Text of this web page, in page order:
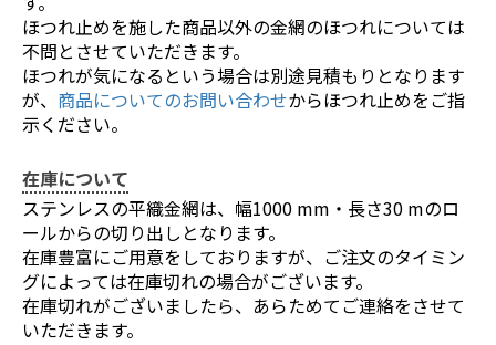
ほつれ止めを施した商品以外の金網のほつれについては
不問とさせていただきます。
ほつれが気になるという場合は別途見積もりとなります
が、 商品についてのお問い合わせからほつれ止めをご指
示ください。
在庫について
ステンレスの平織金網は、幅1000 mm・長さ30 mのロ
ールからの切り出しとなります。
在庫豊富にご用意をしておりますが、ご注文のタイミン
グによっては在庫切れの場合がございます。
在庫切れがございましたら、あらためてご連絡をさせて
いただきます。